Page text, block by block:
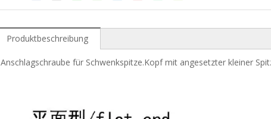
Produktbeschreibung
Anschlagschraube für Schwenkspitze.Kopf mit angesetzter kleiner